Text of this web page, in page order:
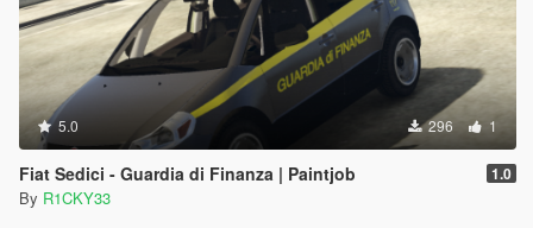
5.0 296 1
Fiat Sedici - Guardia di Finanza | Paintjob 1.0
By R1CKY33